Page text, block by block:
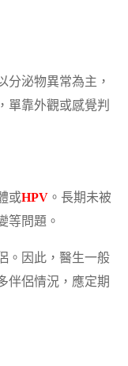
分泌物異常為主，
單靠外觀或感覺判
或HPV。長期未被
等問題。
。因此，醫生一般
伴侶情況，應定期